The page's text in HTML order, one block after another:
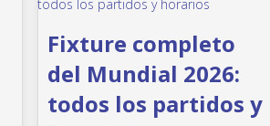
Fixture completo
del Mundial 2026:
todos los partidos y